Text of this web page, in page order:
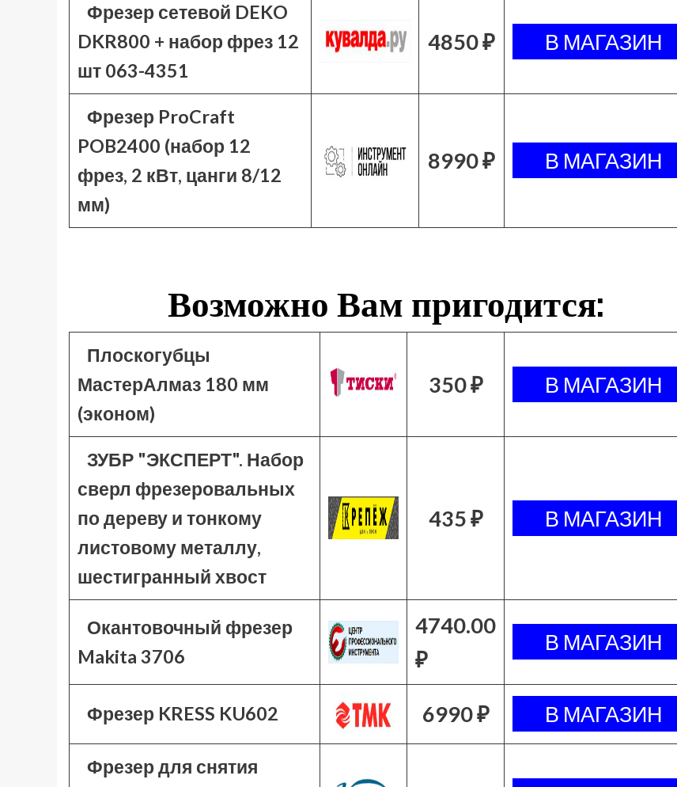
Фрезер сетевой DEKO
DKR800 + набор фрез 12
шт 063-4351
4850 ₽
Фрезер ProCraft
POB2400 (набор 12
фрез, 2 кВт, цанги 8/12
мм)
8990 ₽
Возможно Вам пригодится:
Плоскогубцы
МастерАлмаз 180 мм
(эконом)
350 ₽
ЗУБР "ЭКСПЕРТ". Набор
сверл фрезеровальных
по дереву и тонкому
листовому металлу,
шестигранный хвост
435 ₽
Окантовочный фрезер
Makita 3706
4740.00
₽
Фрезер KRESS KU602 6990 ₽
Фрезер для снятия